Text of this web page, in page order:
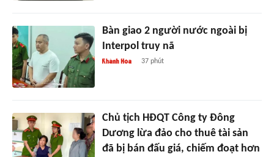
Bàn giao 2 người nước ngoài bị
Interpol truy nã
37 phút
Chủ tịch HĐQT Công ty Đông
Dương lừa đảo cho thuê tài sản
đã bị bán đấu giá, chiếm đoạt hơn